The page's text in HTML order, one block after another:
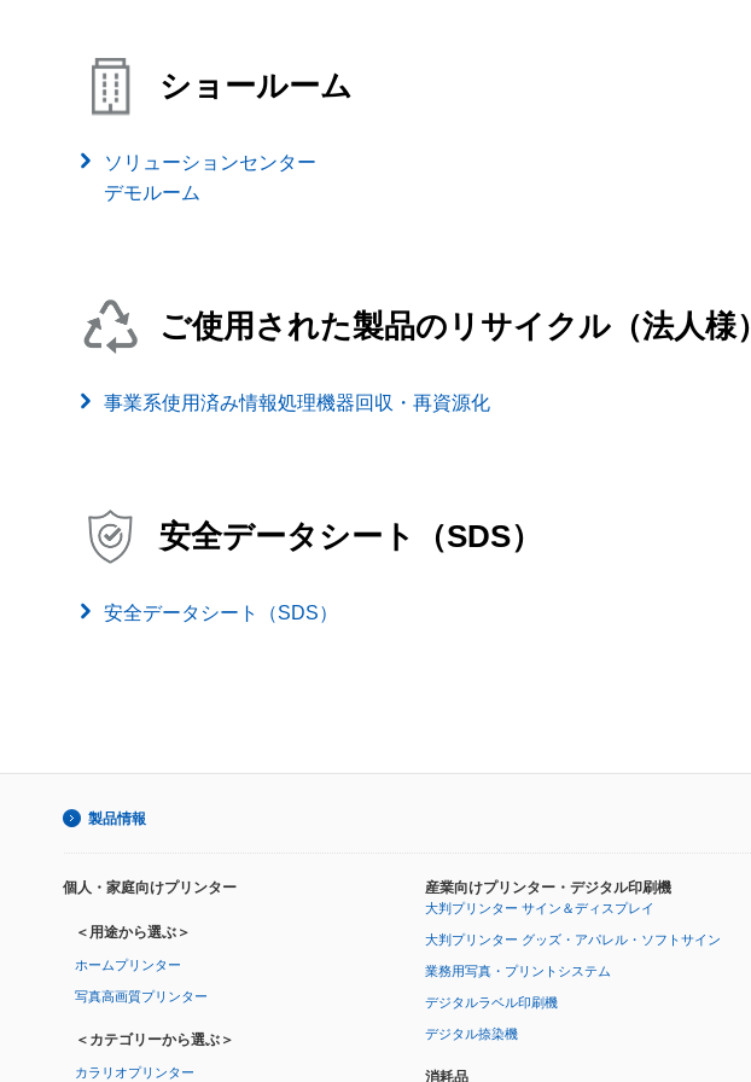
ショールーム
ソリューションセンター
デモルーム
ご使用された製品のリサイクル（法人様）
事業系使用済み情報処理機器回収・再資源化
安全データシート（SDS）
安全データシート（SDS）
製品情報
個人・家庭向けプリンター
＜用途から選ぶ＞
ホームプリンター
写真高画質プリンター
＜カテゴリーから選ぶ＞
カラリオプリンター
産業向けプリンター・デジタル印刷機
大判プリンター サイン＆ディスプレイ
大判プリンター グッズ・アパレル・ソフトサイン
業務用写真・プリントシステム
デジタルラベル印刷機
デジタル捺染機
消耗品